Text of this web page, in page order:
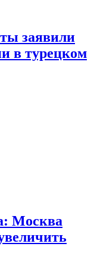
заявили
в турецком
Москва